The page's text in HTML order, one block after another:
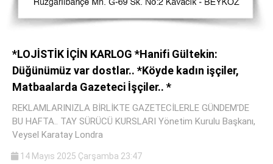
*LOJİSTİK İÇİN KARLOG *Hanifi Gültekin:
Düğünümüz var dostlar.. *Köyde kadın işçiler,
Matbaalarda Gazeteci İşçiler.. *
REKLAMLARINIZLA BİRLİKTE GAZETECİLERLE GÜNDEM'DE
BU HAFTA.. TAY SÜRÜCÜ KURSLARI Yönetim Kurulu Başkanı,
Veysel Karatay Londra
14 Mayıs 2025 Çarşamba 23:47